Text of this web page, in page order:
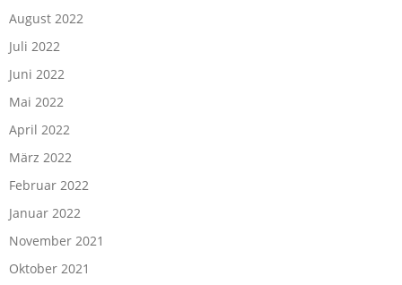
August 2022
Juli 2022
Juni 2022
Mai 2022
April 2022
März 2022
Februar 2022
Januar 2022
November 2021
Oktober 2021